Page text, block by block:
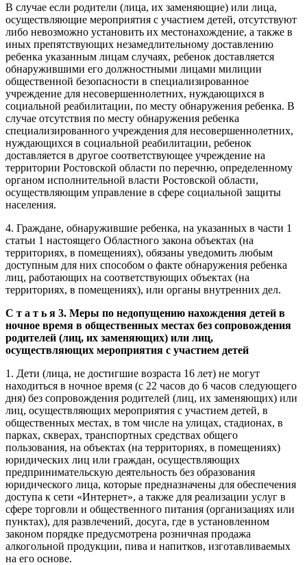
В случае если родители (лица, их заменяющие) или лица,
осуществляющие мероприятия с участием детей, отсутствуют
либо невозможно установить их местонахождение, а также в
иных препятствующих незамедлительному доставлению
ребенка указанным лицам случаях, ребенок доставляется
обнаружившими его должностными лицами милиции
общественной безопасности в специализированное
учреждение для несовершеннолетних, нуждающихся в
социальной реабилитации, по месту обнаружения ребенка. В
случае отсутствия по месту обнаружения ребенка
специализированного учреждения для несовершеннолетних,
нуждающихся в социальной реабилитации, ребенок
доставляется в другое соответствующее учреждение на
территории Ростовской области по перечню, определенному
органом исполнительной власти Ростовской области,
осуществляющим управление в сфере социальной защиты
населения.
4. Граждане, обнаружившие ребенка, на указанных в части 1
статьи 1 настоящего Областного закона объектах (на
территориях, в помещениях), обязаны уведомить любым
доступным для них способом о факте обнаружения ребенка
лиц, работающих на соответствующих объектах (на
территориях, в помещениях), или органы внутренних дел.
С т а т ь я 3. Меры по недопущению нахождения детей в
ночное время в общественных местах без сопровождения
родителей (лиц, их заменяющих) или лиц,
осуществляющих мероприятия с участием детей
1. Дети (лица, не достигшие возраста 16 лет) не могут
находиться в ночное время (с 22 часов до 6 часов следующего
дня) без сопровождения родителей (лиц, их заменяющих) или
лиц, осуществляющих мероприятия с участием детей, в
общественных местах, в том числе на улицах, стадионах, в
парках, скверах, транспортных средствах общего
пользования, на объектах (на территориях, в помещениях)
юридических лиц или граждан, осуществляющих
предпринимательскую деятельность без образования
юридического лица, которые предназначены для обеспечения
доступа к сети «Интернет», а также для реализации услуг в
сфере торговли и общественного питания (организациях или
пунктах), для развлечений, досуга, где в установленном
законом порядке предусмотрена розничная продажа
алкогольной продукции, пива и напитков, изготавливаемых
на его основе.